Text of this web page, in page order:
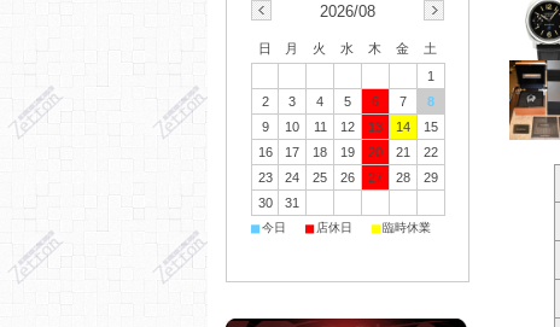
2026/08
日 月 火 水 木 金
土
1
2
3 4 5 6 7
8
9
10 11 12 13 14
15
16
17 18 19 20 21
22
23
24 25 26 27 28
29
30
31
■今日 ■ 店休日 ■臨時休業